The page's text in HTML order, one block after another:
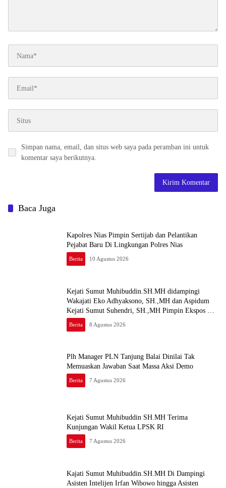
Simpan nama, email, dan situs web saya pada peramban ini untuk
komentar saya berikutnya.
Baca Juga
Kapolres Nias Pimpin Sertijab dan Pelantikan
Pejabat Baru Di Lingkungan Polres Nias
Berita 10 Agustus 2026
Kejati Sumut Muhibuddin.SH.MH didampingi
Wakajati Eko Adhyaksono, SH.,MH dan Aspidum
Kejati Sumut Suhendri, SH.,MH Pimpin Ekspos RJ
Di Kejari Medan
Berita 8 Agustus 2026
Plh Manager PLN Tanjung Balai Dinilai Tak
Memuaskan Jawaban Saat Massa Aksi Demo
Berita 7 Agustus 2026
Kejati Sumut Muhibuddin SH.MH Terima
Kunjungan Wakil Ketua LPSK RI
Berita 7 Agustus 2026
Kajati Sumut Muhibuddin.SH.MH Di Dampingi
Asisten Intelijen Irfan Wibowo hingga Asisten